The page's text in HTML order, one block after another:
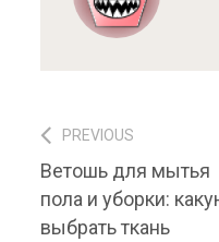
Навигация по
PREVIOUS
Previous post:
Ветошь для мытья
пола и уборки:
выбрать ткань